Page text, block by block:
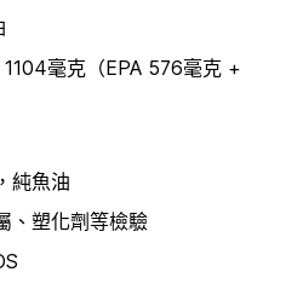
1104毫克（EPA 576毫克 +
純魚油
、塑化劑等檢驗